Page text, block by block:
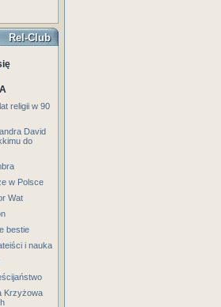
Rel-Club
religii w 90
David
do
w Polsce
Wat
bestie
i nauka
Krzyżowa